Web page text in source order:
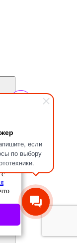
если
по выбору
с